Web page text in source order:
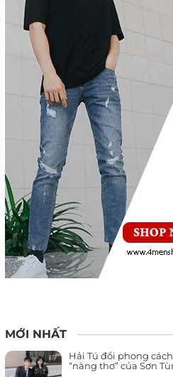
MỚI NHẤT
Hải Tú đổi phong
“nàng thơ” của Sơn